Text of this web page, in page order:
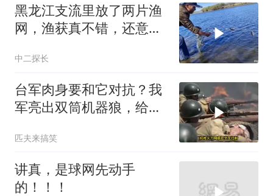
黑龙江支流里放了两片渔
网，渔获真不错，还意外
中二探长
台军肉身要和它对抗？我
军亮出双筒机器狼，给登
匹夫来搞笑
讲真，是球网先动手
的！！！